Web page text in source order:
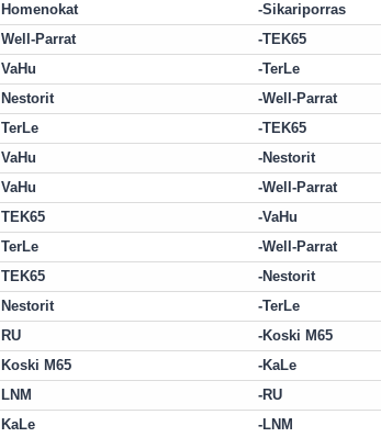
Homenokat Sikariporras
Well-Parrat TEK65
VaHu TerLe
Nestorit Well-Parrat
TerLe TEK65
VaHu Nestorit
VaHu Well-Parrat
TEK65 VaHu
TerLe Well-Parrat
TEK65 Nestorit
Nestorit TerLe
RU Koski M65
Koski M65 KaLe
LNM RU
KaLe LNM